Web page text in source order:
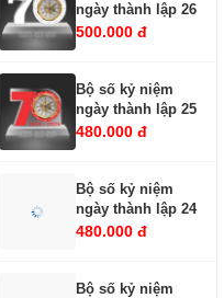
ngày thành lập 26
500.000 đ
Bộ số kỷ niệm
ngày thành lập 25
480.000 đ
Bộ số kỷ niệm
ngày thành lập 24
480.000 đ
Bộ số kỷ niệm